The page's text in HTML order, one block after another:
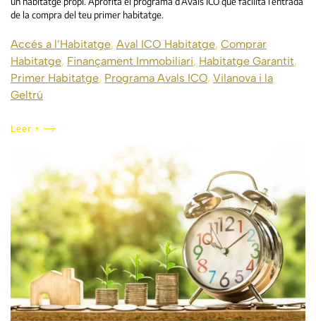
de la compra del teu primer habitatge.
Accés a l’Habitatge, Aval ICO Habitatge, Comprar
Habitatge, Finançament Immobiliari, Habitatge Garantit,
Primer Habitatge, Programa Avals ICO, Vilanova i la
Geltrú
Leer +